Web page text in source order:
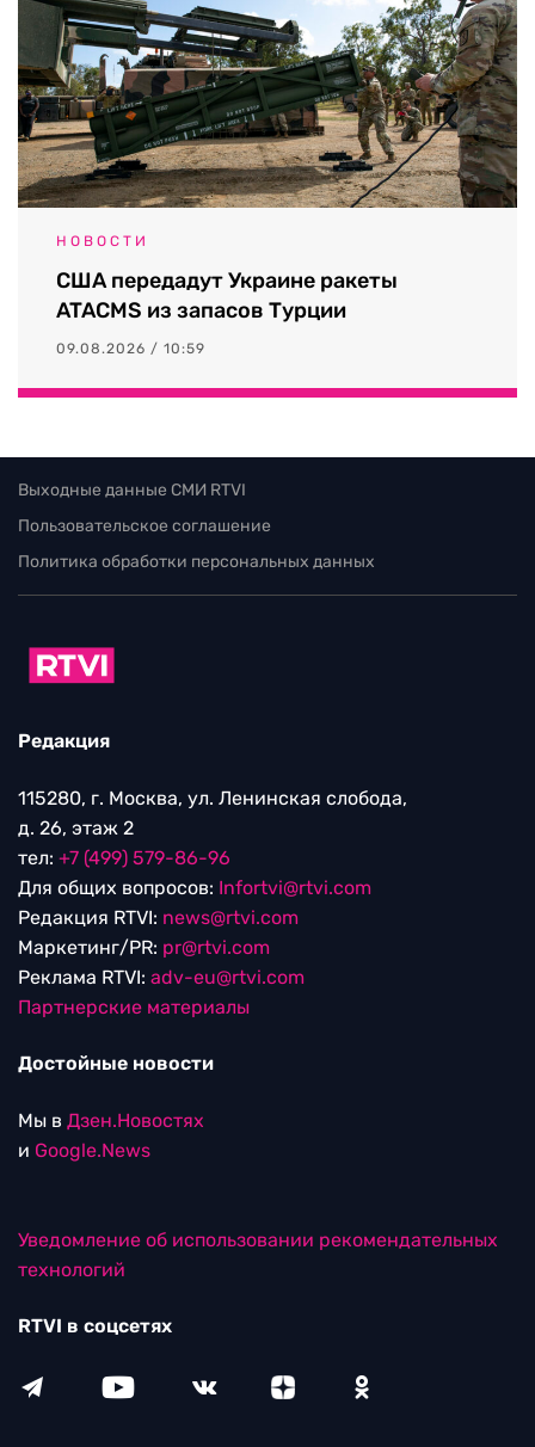
НОВОСТИ
США передадут Украине ракеты
ATACMS из запасов Турции
09.08.2026 / 10:59
Выходные данные СМИ RTVI
Пользовательское соглашение
Политика обработки персональных данных
Редакция
115280, г. Москва, ул. Ленинская слобода,
д. 26, этаж 2
тел: +7 (499) 579-86-96
Для общих вопросов: Infortvi@rtvi.com
Редакция RTVI: news@rtvi.com
Маркетинг/PR: pr@rtvi.com
Реклама RTVI: adv-eu@rtvi.com
Партнерские материалы
Достойные новости
Мы в Дзен.Новостях
и Google.News
Уведомление об использовании рекомендательных
технологий
RTVI в соцсетях